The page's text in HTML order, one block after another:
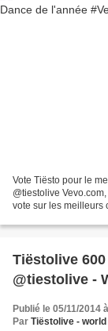
Vote Tiësto pour le
@tiestolive
vote sur les meilleurs
Tiëstolive
@tiestolive -
Publié le 05/11/2014
Par Tiëstolive -